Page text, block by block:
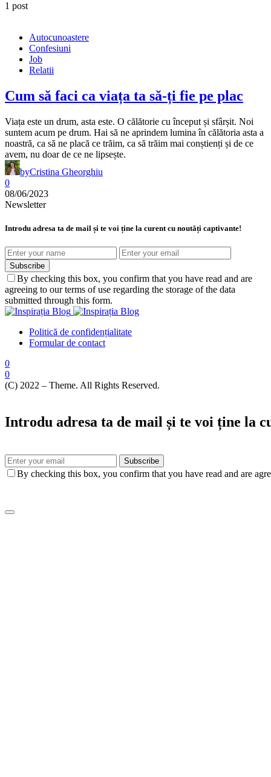
1 post
Autocunoastere
Confesiuni
Job
Relatii
Cum să faci ca viața ta să-ți fie pe plac
Viața este un drum, asta este. O călătorie cu început și sfârșit. Noi
suntem acum pe drum. Hai să ne aprindem lumina în călătoria asta a
noastră, ca să ne placă ce trăim, ca să trăim mai conștienți și de ce
avem, nu doar de ce ne lipsește.
byCristina Gheorghiu
0
08/06/2023
Newsletter
Introdu adresa ta de mail și te voi ține la curent cu noutăți captivante!
Subscribe
By checking this box, you confirm that you have read and are
agreeing to our terms of use regarding the storage of the data
submitted through this form.
Politică de confidențialitate
Formular de contact
0
0
(C) 2022 – Theme. All Rights Reserved.
Introdu adresa ta de mail și te voi ține la
Subscribe
By checking this box, you confirm that you have read and are